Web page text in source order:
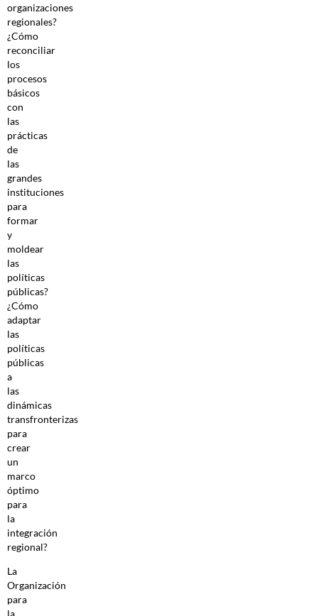
organizaciones
regionales?
¿Cómo
reconciliar
los
procesos
básicos
con
las
prácticas
de
las
grandes
instituciones
para
formar
y
moldear
las
políticas
públicas?
¿Cómo
adaptar
las
políticas
públicas
a
las
dinámicas
transfronterizas
para
crear
un
marco
óptimo
para
la
integración
regional?
La
Organización
para
la